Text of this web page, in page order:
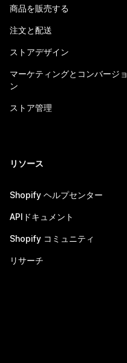
商品を販売する
注文と配送
ストアデザイン
マーケティングとコンバージョ
ン
ストア管理
リソース
Shopify ヘルプセンター
APIドキュメント
Shopify コミュニティ
リサーチ